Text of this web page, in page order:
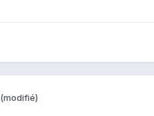
(modifié)